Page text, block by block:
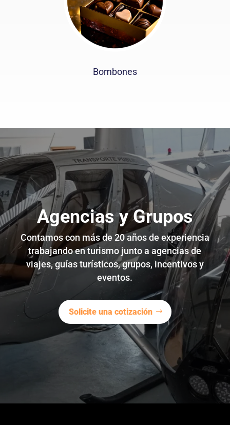
Bombones
Agencias y Grupos
Contamos con más de 20 años de experiencia
trabajando en turismo junto a agencias de
viajes, guías turísticos, grupos, incentivos y
eventos.
Solicite una cotización